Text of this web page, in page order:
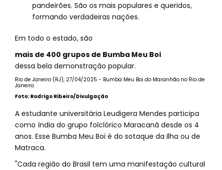
pandeirões. São os mais populares e queridos,
formando verdadeiras nações.
Em todo o estado, são
mais de 400 grupos de Bumba Meu Boi
dessa bela demonstração popular.
Rio de Janeiro (RJ), 27/04/2025 - Bumba Meu Boi do Maranhão no Rio de
Janeiro.
Foto: Rodrigo Ribeiro/Divulgação
A estudante universitária Leudigera Mendes participa
como índia do grupo folclórico Maracanã desde os 4
anos. Esse Bumba Meu Boi é do sotaque da Ilha ou de
Matraca.
"Cada região do Brasil tem uma manifestação cultural